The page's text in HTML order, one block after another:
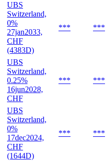
UBS
Switzerland,
0%
27jan2033,
CHF
(4383D)
*** ***
UBS
Switzerland,
0.25%
16jun2028,
CHF
*** ***
UBS
Switzerland,
0%
17dec2024,
CHF
(1644D)
*** ***